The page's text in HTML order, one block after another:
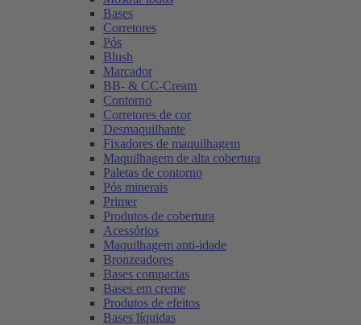
Bases
Corretores
Pós
Blush
Marcador
BB- & CC-Cream
Contorno
Corretores de cor
Desmaquilhante
Fixadores de maquilhagem
Maquilhagem de alta cobertura
Paletas de contorno
Pós minerais
Primer
Produtos de cobertura
Acessórios
Maquilhagem anti-idade
Bronzeadores
Bases compactas
Bases em creme
Produtos de efeitos
Bases líquidas